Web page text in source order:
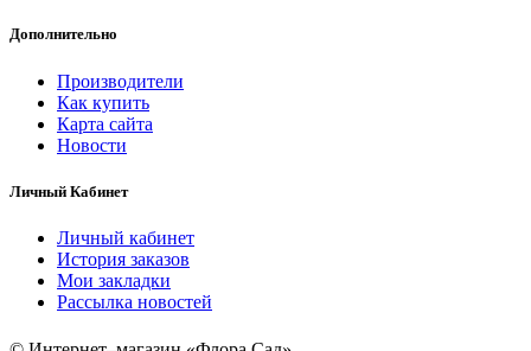
Дополнительно
Производители
Как купить
Карта сайта
Новости
Личный Кабинет
Личный кабинет
История заказов
Мои закладки
Рассылка новостей